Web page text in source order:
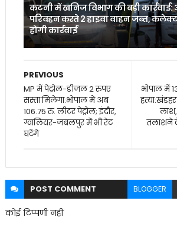
कटनी में खनिज विभाग की बड़ी
परिवहन करते 2 हाइवा वाहन जब्त,
होगी कार्रवाई
भोपाल में
तलाशने
PREVIOUS
MP में पेट्रोल-डीजल 2 रुपए
सस्ता मिलेगा:भोपाल में अब
106.75 रु. लीटर पेट्रोल; इंदौर,
ग्वालियर-जबलपुर में भी रेट
घटेंगे
POST COMMENT BLOGGER
कोई टिप्पणी नहीं